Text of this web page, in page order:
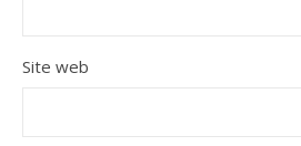
Site web